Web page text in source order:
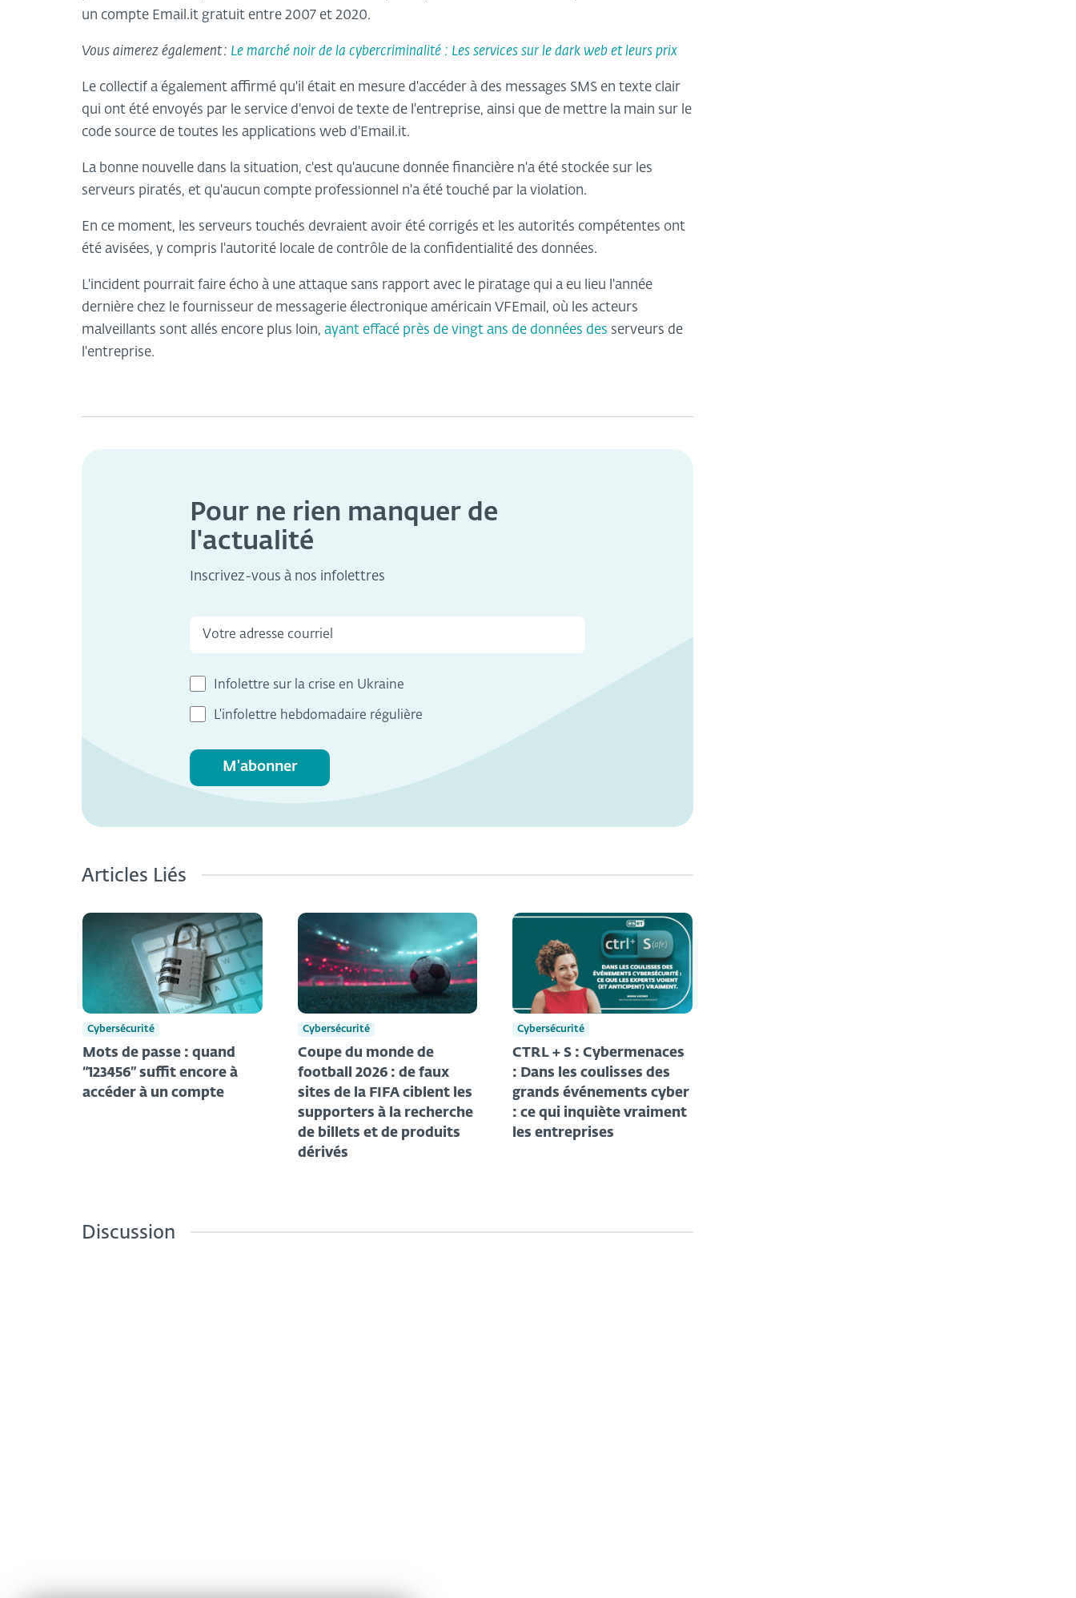
un compte Email.it gratuit entre 2007 et 2020.
Vous aimerez également : Le marché noir de la cybercriminalité : Les services sur le dark web et leurs prix
Le collectif a également affirmé qu'il était en mesure d'accéder à des messages SMS en texte clair
qui ont été envoyés par le service d'envoi de texte de l'entreprise, ainsi que de mettre la main sur le
code source de toutes les applications web d'Email.it.
La bonne nouvelle dans la situation, c'est qu'aucune donnée financière n'a été stockée sur les
serveurs piratés, et qu'aucun compte professionnel n'a été touché par la violation.
En ce moment, les serveurs touchés devraient avoir été corrigés et les autorités compétentes ont
été avisées, y compris l'autorité locale de contrôle de la confidentialité des données.
L'incident pourrait faire écho à une attaque sans rapport avec le piratage qui a eu lieu l'année
dernière chez le fournisseur de messagerie électronique américain VFEmail, où les acteurs
malveillants sont allés encore plus loin, ayant effacé près de vingt ans de données des serveurs de
l'entreprise.
Pour ne rien manquer de
l'actualité
Inscrivez-vous à nos infolettres
Infolettre sur la crise en Ukraine
L'infolettre hebdomadaire régulière
M'abonner
Articles Liés
Cybersécurité
Mots de passe : quand
“123456” suffit encore à
accéder à un compte
Cybersécurité
Coupe du monde de
football 2026 : de faux
sites de la FIFA ciblent les
supporters à la recherche
de billets et de produits
dérivés
Cybersécurité
CTRL + S : Cybermenaces
: Dans les coulisses des
grands événements cyber
: ce qui inquiète vraiment
les entreprises
Discussion